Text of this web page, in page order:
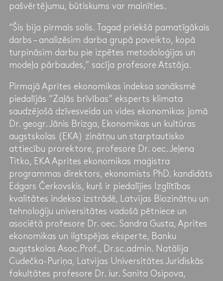
pašvērtējumu, būtiskums var mainīties.
“Šis bija pirmais solis. Tagad priekšā pamatīgākais
darbs – analizēsim darba grupā paveikto, kopā
turpināsim darbu pie izpētes metodoloģijas un
modeļa pārbaudes,” sacīja profesore Atstāja.
Pirmajā Aprites ekonomikas indeksa sanāksmē
piedalījās “Zaļās brīvības” eksperts klimata
saudzējošā dzīvesveida un vides ekonomikas jomā
Dr. geogr. Jānis Brizga, Ekonomikas un kultūras
augstskolas (EKA) zinātņu un starptautisko
attiecību prorektore, profesore Dr. oec. Jeļena
Titko, EKA Aprites ekonomikas maģistra
programmas direktors, ekonomists PhD. kandidāts
Edgars Čerkovskis, kurš ir piedalījies Izglītības
kvalitātes indeksa izstrādē, Latvijas Biozinātņu un
tehnoloģiju universitātes vadošā pētniece un
asociētā profesore Dr. oec. Sandra Gusta, Aprites
ekonomikas un ilgtspējas eksperte, Banku
augstskolas Asoc.Prof., Dr.sc.admin. Natālija
Cudečka-Puriņa, Latvijas Universitātes Juridiskās
fakultātes profesore Dr. iur. Sanita Osipova,